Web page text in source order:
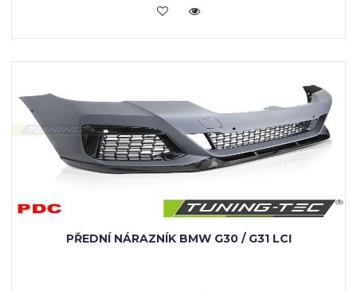
KOUPIT
PŘEDNÍ NÁRAZNÍK BMW G30 / G31 LCI